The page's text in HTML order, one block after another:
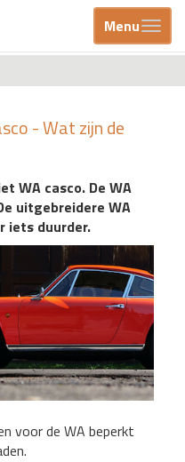
Menu
- Wat zijn de
WA casco. De WA
uitgebreidere WA
iets duurder.
voor de WA beperkt